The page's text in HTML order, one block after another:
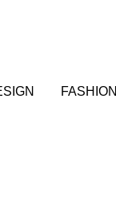
FASHION